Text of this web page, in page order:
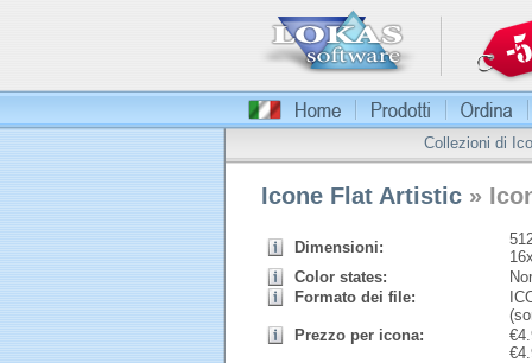
Collezioni di
Icone Flat Artistic »
Dimensioni:
Color states:
Formato dei file:
Prezzo per icona:
€
€